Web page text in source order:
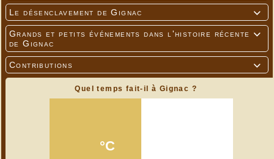

Le désenclavement de Gignac

Grands et petits événements dans l'histoire récente
de Gignac

Contributions
Quel temps fait-il à Gignac ?